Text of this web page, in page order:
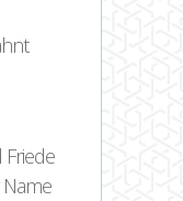
Friede